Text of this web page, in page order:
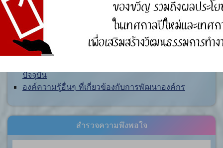
การจัดการความรู้ (KM)
องค์ความรู้ที่สนับสนุน วิสัยทัศน์ พันธกิจ ยุทธศาสตร์
ขององค์กร
องค์ความรู้จากประสบการณ์ที่องค์กรได้สั่งสมมา
ปัจจุบัน
องค์ความรู้อื่นๆ ที่เกี่ยวข้องกับการพัฒนาองค์กร
สำรวจความพึงพอใจ